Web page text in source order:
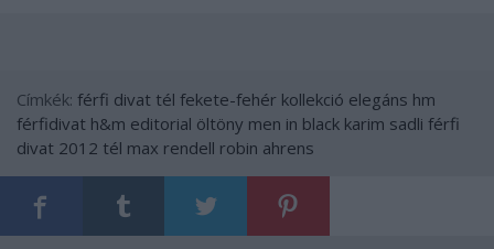
Címkék: férfi divat tél fekete-fehér kollekció elegáns hm
férfidivat h&m editorial öltöny men in black karim sadli férfi
divat 2012 tél max rendell robin ahrens